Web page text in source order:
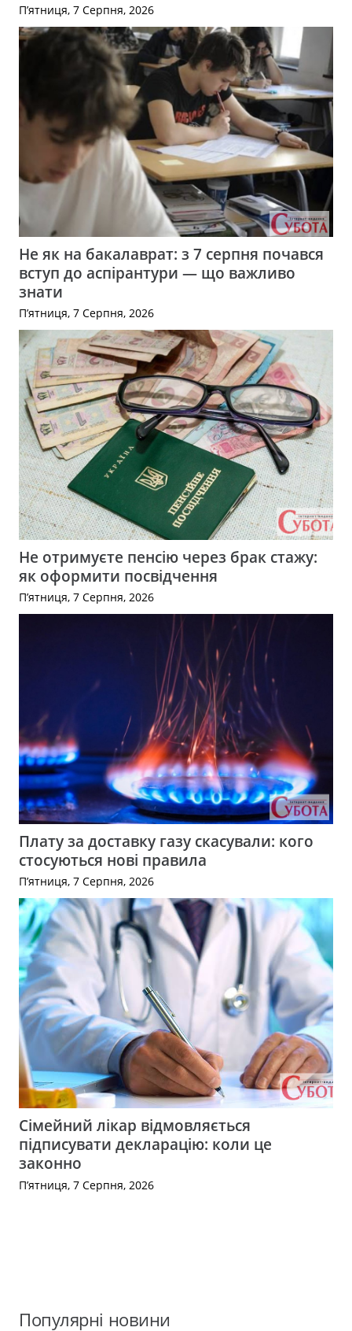
П’ятниця, 7 Серпня, 2026
Не як на бакалаврат: з 7 серпня почався
вступ до аспірантури — що важливо
знати
П’ятниця, 7 Серпня, 2026
Не отримуєте пенсію через брак стажу:
як оформити посвідчення
П’ятниця, 7 Серпня, 2026
Плату за доставку газу скасували: кого
стосуються нові правила
П’ятниця, 7 Серпня, 2026
Сімейний лікар відмовляється
підписувати декларацію: коли це
законно
П’ятниця, 7 Серпня, 2026
Популярні новини